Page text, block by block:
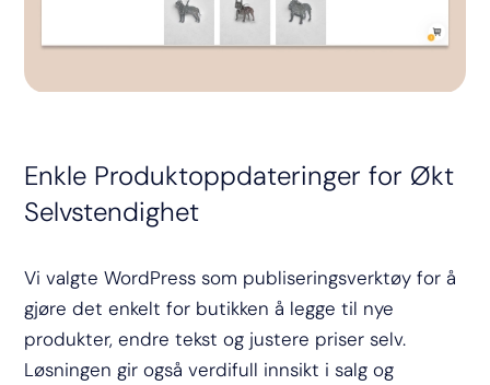
Enkle Produktoppdateringer for Økt
Selvstendighet
Vi valgte WordPress som publiseringsverktøy for å
gjøre det enkelt for butikken å legge til nye
produkter, endre tekst og justere priser selv.
Løsningen gir også verdifull innsikt i salg og